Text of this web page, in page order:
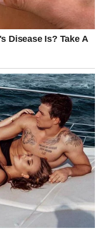
po želji…
željene veličine.